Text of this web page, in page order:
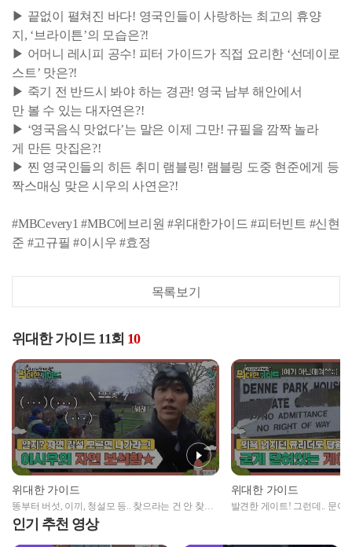
▶ 끝없이 펼쳐진 바다! 영국인들이 사랑하는 최고의 휴양
지, ‘브라이튼’의 모습은?!
▶ 어머니 레시피 공수! 피터 가이드가 직접 요리한 ‘선데이로
스트’ 맛은?!
▶ 죽기 전 반드시 봐야 하는 경관! 영국 남부 해안에서
만 볼 수 있는 대자연은?!
▶ ‘영국음식 맛없다’는 말은 이제 그만! 규필을 깜짝 놀라
게 만든 맛집은?!
▶ 찐 영국인들의 히든 취미 램블링! 램블링 도중 현준에게 등
짝스매싱 맞은 시우의 사연은?!
#MBCevery1 #MBC에브리원 #위대한가이드 #피터빈트 #신현
준 #고규필 #이시우 #효정
목록보기
위대한 가이드 11회 10
위대한 가이드
똥부터 버섯, 이끼, 청설모 등.. 찾으라는 건 안 찾고
자연에 푹~ 빠진 이시우👀
위대한 가이드
발견한 게이트! 그런데.. 문이
인기 추천 영상